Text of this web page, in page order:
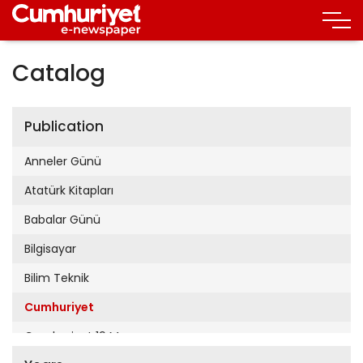
Catalog
Publication
Anneler Günü
Atatürk Kitapları
Babalar Günü
Bilgisayar
Bilim Teknik
Cumhuriyet
Cumhuriyet 19 Mayıs